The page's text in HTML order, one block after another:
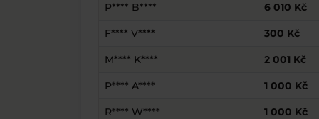
P**** B**** 6 010 Kč
F**** V**** 300 Kč
M**** K**** 2 001 Kč
P**** A**** 1 000 Kč
R**** W**** 1 000 Kč